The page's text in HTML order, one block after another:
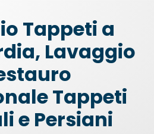
Tappeti a
Lavaggio
Tappeti
e Persiani